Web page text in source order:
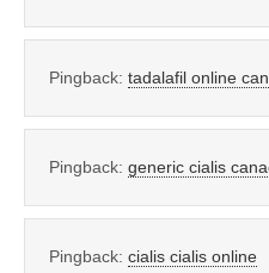
Pingback: tadalafil online
Pingback: generic cialis
Pingback: cialis cialis online